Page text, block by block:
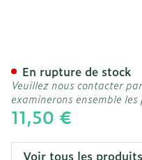
11,50 €
En rupture de stock
Veuillez nous contacter
examinerons ensemble les
Voir tous les